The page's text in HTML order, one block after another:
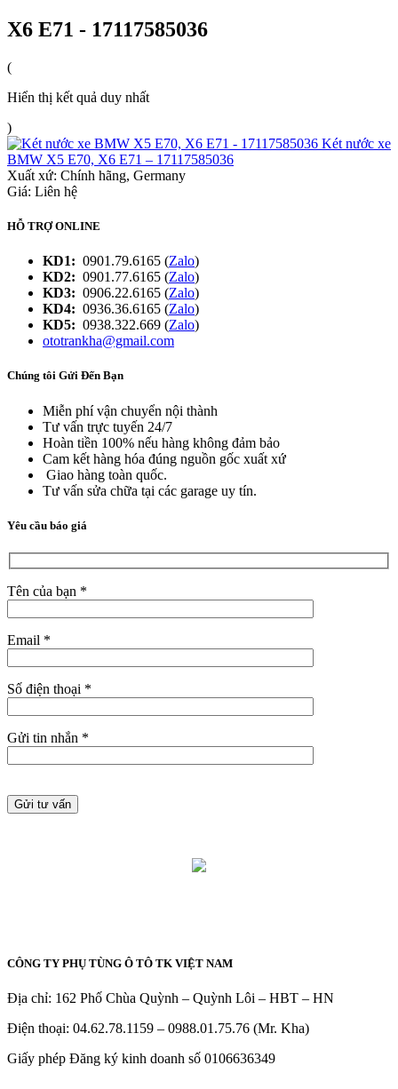
X6 E71 - 17117585036
(
Hiển thị kết quả duy nhất
)
Két nước xe
BMW X5 E70, X6 E71 – 17117585036
Xuất xứ: Chính hãng, Germany
Giá: Liên hệ
HỖ TRỢ ONLINE
KD1: 0901.79.6165 (Zalo)
KD2: 0901.77.6165 (Zalo)
KD3: 0906.22.6165 (Zalo)
KD4: 0936.36.6165 (Zalo)
KD5: 0938.322.669 (Zalo)
ototrankha@gmail.com
Chúng tôi Gửi Đến Bạn
Miễn phí vận chuyển nội thành
Tư vấn trực tuyến 24/7
Hoàn tiền 100% nếu hàng không đảm bảo
Cam kết hàng hóa đúng nguồn gốc xuất xứ
Giao hàng toàn quốc.
Tư vấn sửa chữa tại các garage uy tín.
Yêu cầu báo giá
Tên của bạn *
Email *
Số điện thoại *
Gửi tin nhắn *
CÔNG TY PHỤ TÙNG Ô TÔ TK VIỆT NAM
Địa chỉ: 162 Phố Chùa Quỳnh – Quỳnh Lôi – HBT – HN
Điện thoại: 04.62.78.1159 – 0988.01.75.76 (Mr. Kha)
Giấy phép Đăng ký kinh doanh số 0106636349